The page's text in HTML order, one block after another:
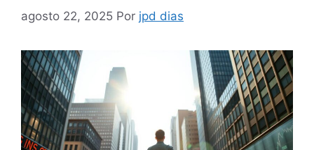
agosto 22, 2025 Por jpd dias